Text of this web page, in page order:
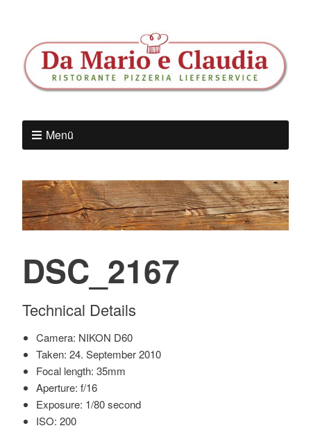
Menü
DSC_2167
Technical Details
Camera: NIKON D60
Taken: 24. September 2010
Focal length: 35mm
Aperture: f/16
Exposure: 1/80 second
ISO: 200